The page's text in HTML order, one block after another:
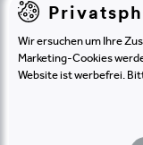
Wir ersuchen um Ihre
Marketing-Cookies
Website ist werbefrei.